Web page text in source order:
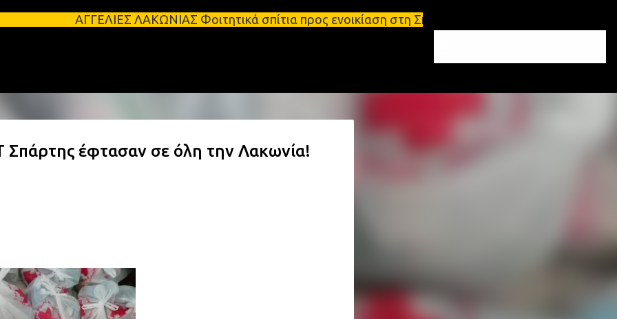
Μετάβαση στο κύριο περιεχόμενο
ΛΑΚΩΝΙΑΣ Φοιτητικά σπίτια προς ενοικίαση στη Σπάρτη Ενοικιάσεις διαμερισμάτων Σπάρτη
Σπάρτης έφτασαν σε όλη την Λακωνία!